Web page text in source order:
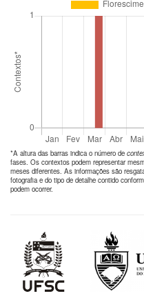
*A altura das barras indica o número de
fases. Os contextos podem representar
meses diferentes. As informações são
fotografia e do tipo de detalhe contido
podem ocorrer.